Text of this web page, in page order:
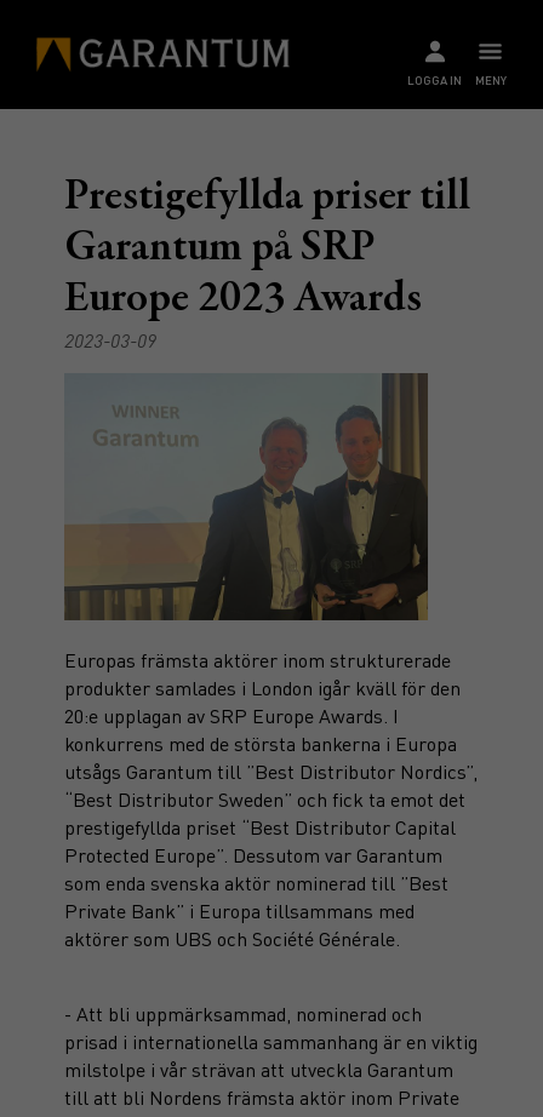
MENY
LOGGA IN
Prestigefyllda priser till
Garantum på SRP
Europe 2023 Awards
2023-03-09
Europas främsta aktörer inom strukturerade
produkter samlades i London igår kväll för den
20:e upplagan av SRP Europe Awards. I
konkurrens med de största bankerna i Europa
utsågs Garantum till ”Best Distributor Nordics”,
“Best Distributor Sweden” och fick ta emot det
prestigefyllda priset “Best Distributor Capital
Protected Europe”. Dessutom var Garantum
som enda svenska aktör nominerad till ”Best
Private Bank” i Europa tillsammans med
aktörer som UBS och Société Générale.
- Att bli uppmärksammad, nominerad och
prisad i internationella sammanhang är en viktig
milstolpe i vår strävan att utveckla Garantum
till att bli Nordens främsta aktör inom Private